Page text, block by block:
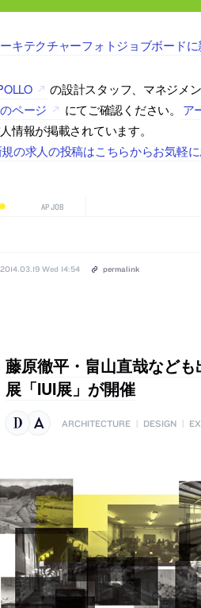
キテクチャーフォトジョブボード
の設計スタッフ、マネジメ
ページ
にてご確認ください。 ア
情報が掲載されています。
の求人の投稿はこちらからお気軽
AP JOB
2014.03.19 Wed 14:54 permalink
藤原徹平・畠山直哉など
展「IUI展」が開催
ARCHITECTURE | DESIGN |